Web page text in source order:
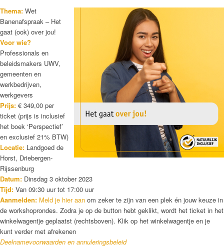
Thema: Wet
Banenafspraak – Het
gaat (ook) over jou!
Voor wie?
Professionals en
beleidsmakers UWV,
gemeenten en
werkbedrijven,
werkgevers
Prijs: € 349,00 per
ticket (prijs is inclusief
het boek ‘Perspectief’
en exclusief 21% BTW)
Locatie: Landgoed de
Horst, Driebergen-
Rijssenburg
Datum: Dinsdag 3 oktober 2023
Tijd: Van 09:30 uur tot 17:00 uur
Aanmelden: Meld je hier aan om zeker te zijn van een plek én jouw keuze in
de workshoprondes. Zodra je op de button hebt geklikt, wordt het ticket in het
winkelwagentje geplaatst (rechtsboven). Klik op het winkelwagentje en je
kunt verder met afrekenen
Deelnamevoorwaarden en annuleringsbeleid